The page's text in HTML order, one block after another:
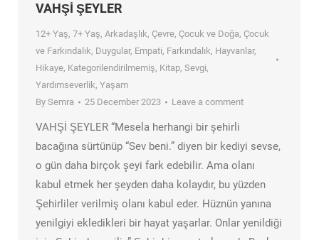
VAHŞİ ŞEYLER
12+ Yaş, 7+ Yaş, Arkadaşlık, Çevre, Çocuk ve Doğa, Çocuk
ve Farkındalık, Duygular, Empati, Farkındalık, Hayvanlar,
Hikaye, Kategorilendirilmemiş, Kitap, Sevgi,
Yardımseverlik, Yaşam
By Semra 25 December 2023 Leave a comment
VAHŞİ ŞEYLER “Mesela herhangi bir şehirli
bacağına sürtünüp “Sev beni.” diyen bir kediyi sevse,
o gün daha birçok şeyi fark edebilir. Ama olanı
kabul etmek her şeyden daha kolaydır, bu yüzden
Şehirliler verilmiş olanı kabul eder. Hüznün yanına
yenilgiyi ekledikleri bir hayat yaşarlar. Onlar yenildiği